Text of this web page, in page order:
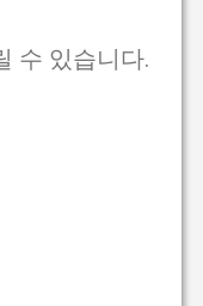
수 있습니다.